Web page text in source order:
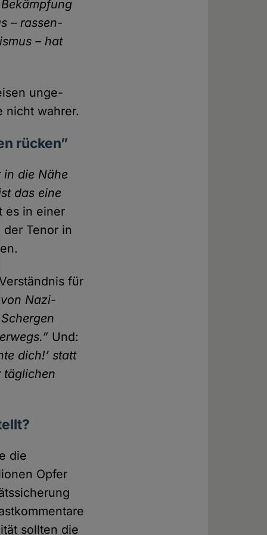
– rassen­
– hat
unge­
nicht wahrer.
rücken”
in die Nähe
das eine
es in einer
Tenor in
für
von Nazi­
Und:
dich!’ statt
täglichen
die
Opfer
sollten die